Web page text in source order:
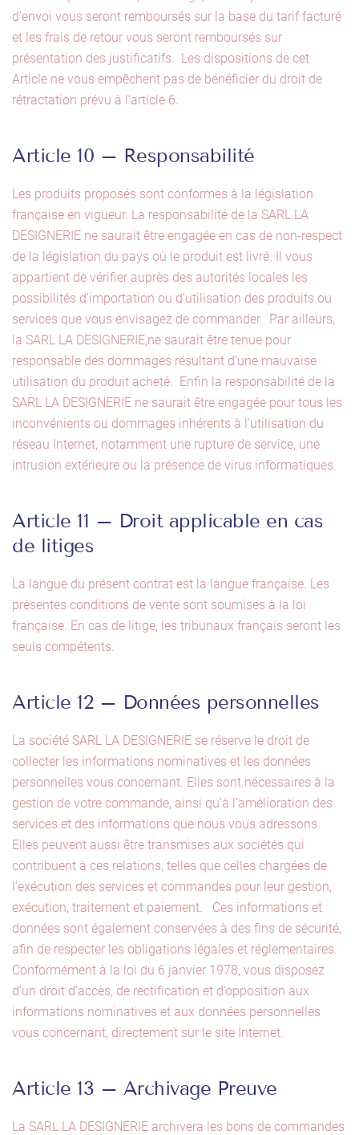
d’envoi vous seront remboursés sur la base du tarif facturé
et les frais de retour vous seront remboursés sur
présentation des justificatifs. Les dispositions de cet
Article ne vous empêchent pas de bénéficier du droit de
rétractation prévu à l’article 6.
Article 10 – Responsabilité
Les produits proposés sont conformes à la législation
française en vigueur. La responsabilité de la SARL LA
DESIGNERIE ne saurait être engagée en cas de non-respect
de la législation du pays où le produit est livré. Il vous
appartient de vérifier auprès des autorités locales les
possibilités d’importation ou d’utilisation des produits ou
services que vous envisagez de commander. Par ailleurs,
la SARL LA DESIGNERIE,ne saurait être tenue pour
responsable des dommages résultant d’une mauvaise
utilisation du produit acheté. Enfin la responsabilité de la
SARL LA DESIGNERIE ne saurait être engagée pour tous les
inconvénients ou dommages inhérents à l’utilisation du
réseau Internet, notamment une rupture de service, une
intrusion extérieure ou la présence de virus informatiques.
Article 11 – Droit applicable en cas
de litiges
La langue du présent contrat est la langue française. Les
présentes conditions de vente sont soumises à la loi
française. En cas de litige, les tribunaux français seront les
seuls compétents.
Article 12 – Données personnelles
La société SARL LA DESIGNERIE se réserve le droit de
collecter les informations nominatives et les données
personnelles vous concernant. Elles sont nécessaires à la
gestion de votre commande, ainsi qu’à l’amélioration des
services et des informations que nous vous adressons.
Elles peuvent aussi être transmises aux sociétés qui
contribuent à ces relations, telles que celles chargées de
l’exécution des services et commandes pour leur gestion,
exécution, traitement et paiement. Ces informations et
données sont également conservées à des fins de sécurité,
afin de respecter les obligations légales et réglementaires.
Conformément à la loi du 6 janvier 1978, vous disposez
d’un droit d’accès, de rectification et d’opposition aux
informations nominatives et aux données personnelles
vous concernant, directement sur le site Internet.
Article 13 – Archivage Preuve
La SARL LA DESIGNERIE archivera les bons de commandes